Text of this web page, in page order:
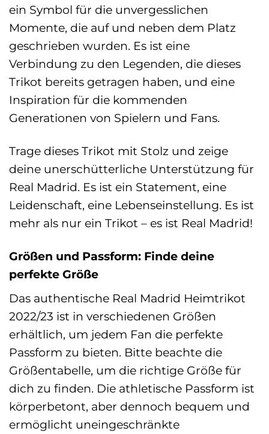
ein Symbol für die unvergesslichen
Momente, die auf und neben dem Platz
geschrieben wurden. Es ist eine
Verbindung zu den Legenden, die dieses
Trikot bereits getragen haben, und eine
Inspiration für die kommenden
Generationen von Spielern und Fans.
Trage dieses Trikot mit Stolz und zeige
deine unerschütterliche Unterstützung für
Real Madrid. Es ist ein Statement, eine
Leidenschaft, eine Lebenseinstellung. Es ist
mehr als nur ein Trikot – es ist Real Madrid!
Größen und Passform: Finde deine
perfekte Größe
Das authentische Real Madrid Heimtrikot
2022/23 ist in verschiedenen Größen
erhältlich, um jedem Fan die perfekte
Passform zu bieten. Bitte beachte die
Größentabelle, um die richtige Größe für
dich zu finden. Die athletische Passform ist
körperbetont, aber dennoch bequem und
ermöglicht uneingeschränkte